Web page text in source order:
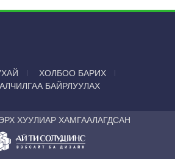
ХОЛБОО БАРИХ
БАЙРЛУУЛАХ
ХУУЛИАР ХАМГААЛАГДСАН